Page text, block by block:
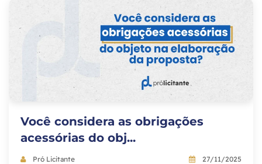
Você considera as obrigações
acessórias do obj...
Pró Licitante 27/11/2025